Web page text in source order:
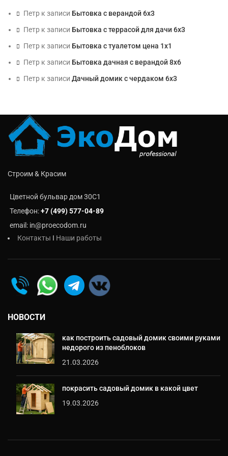
Петр к записи Бытовка с верандой 6х3
Петр к записи Бытовка с террасой для дачи 6х3
Петр к записи Бытовка с туалетом цена 1х1
Петр к записи Бытовка дачная с верандой 8х6
Петр к записи Дачный домик с чердаком 6х3
Строим & Красим
Цветной бульвар дом 30C1
Телефон:+7 (499) 577-04-89
email: in@proecodom.ru
Контакты I Наши работы
НОВОСТИ
как построить садовый домик своими руками
недорого из пеноблоков
21.03.2026
покрасить садовый домик в какой цвет
19.03.2026